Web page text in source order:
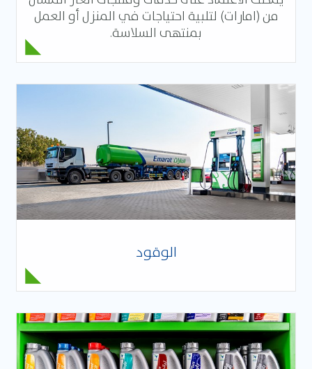
من (امارات) لتلبية احتياجات في المنزل أو العمل
بمنتهى السلاسة.
الوقود